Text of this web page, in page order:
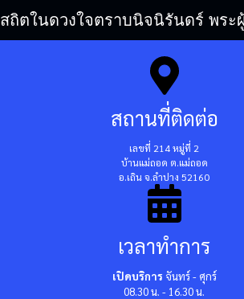
สถิตในดวงใจตราบนิจนิรันดร์ พระ
สถานที่ติดต่อ
เลขที่ 214 หมู่ที่ 2
บ้านแม่ถอด ต.แม่ถอด
อ.เถิน จ.ลำปาง 52160
เวลาทำการ
เปิดบริการ จันทร์ - ศุกร์
08.30 น. - 16.30 น.